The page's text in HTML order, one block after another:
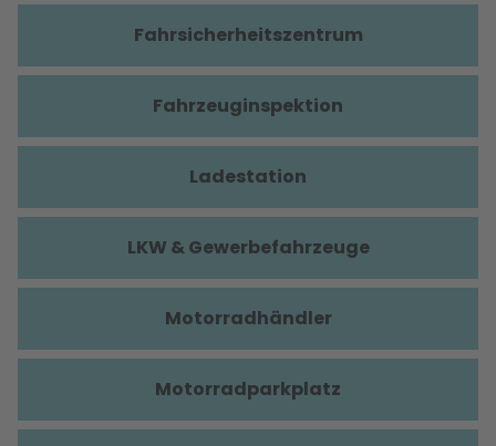
Fahrsicherheitszentrum
Fahrzeuginspektion
Ladestation
LKW & Gewerbefahrzeuge
Motorradhändler
Motorradparkplatz